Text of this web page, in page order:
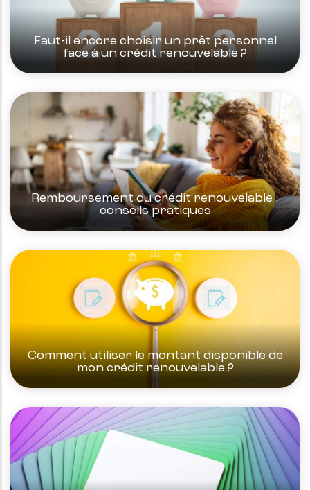
Faut-il encore choisir un prêt personnel
face à un crédit renouvelable ?
Remboursement du crédit renouvelable :
conseils pratiques
Comment utiliser le montant disponible de
mon crédit renouvelable ?